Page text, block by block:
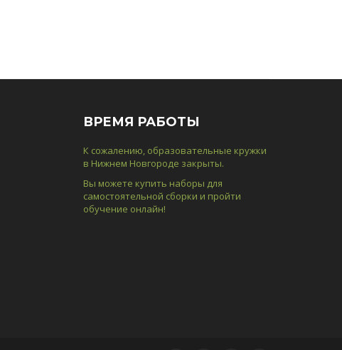
ВРЕМЯ РАБОТЫ
К сожалению, образовательные кружки
в Нижнем Новгороде закрыты.
Вы можете купить наборы для
самостоятельной сборки и пройти
обучение онлайн!